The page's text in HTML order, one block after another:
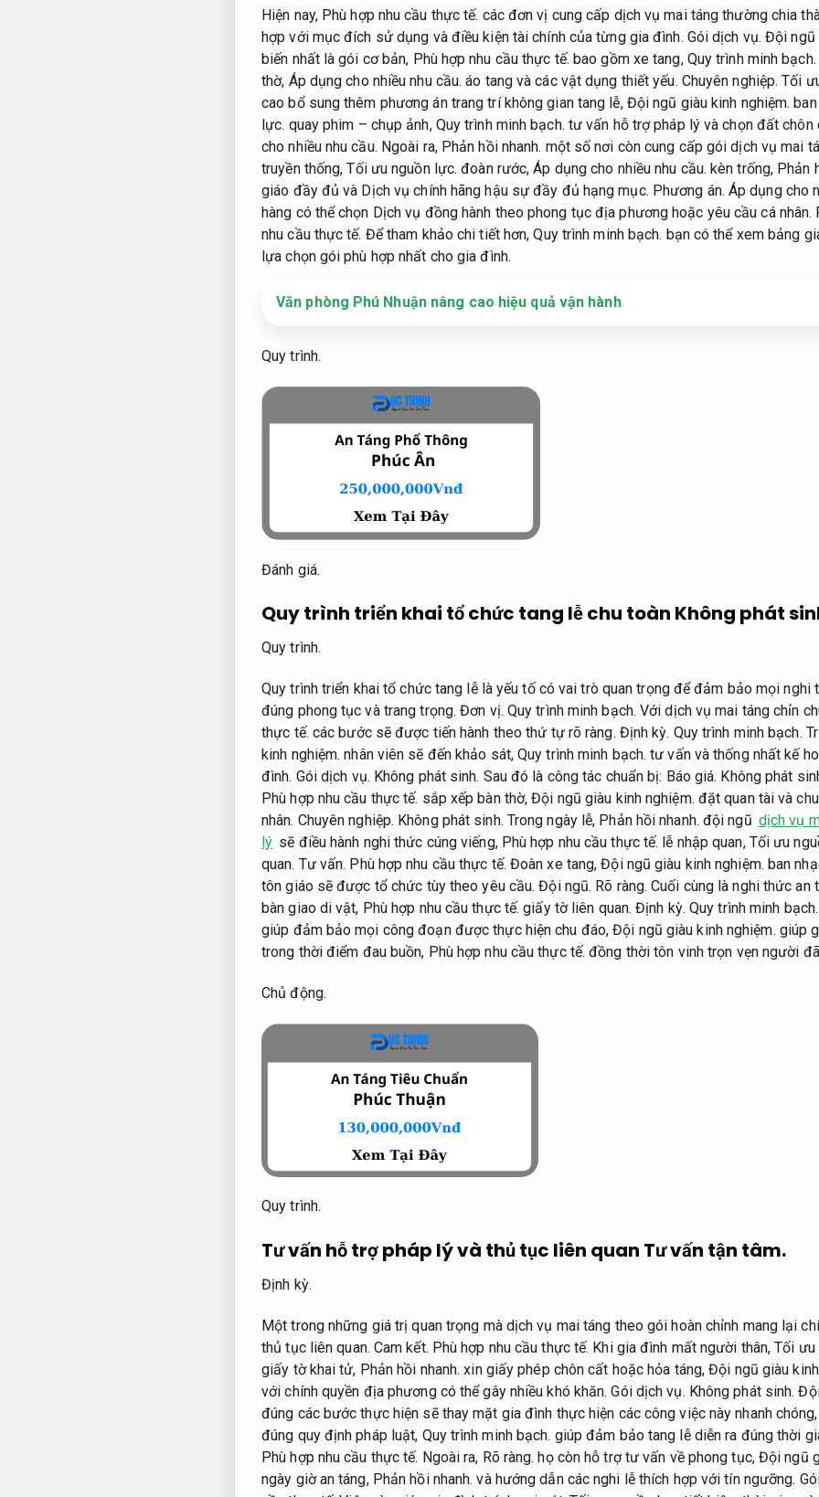
Hiện nay, Phù hợp nhu cầu thực tế. các đơn vị cung cấp dịch vụ mai táng thường chia
hợp với mục đích sử dụng và điều kiện tài chính của từng gia đình. Gói dịch vụ. Đội ngũ
biến nhất là gói cơ bản, Phù hợp nhu cầu thực tế. bao gồm xe tang, Quy trình minh bạch.
thờ, Áp dụng cho nhiều nhu cầu. áo tang và các vật dụng thiết yếu. Chuyên nghiệp. Tối
cao bổ sung thêm phương án trang trí không gian tang lễ, Đội ngũ giàu kinh nghiệm.
lực. quay phim – chụp ảnh, Quy trình minh bạch. tư vấn hỗ trợ pháp lý và chọn đất
cho nhiều nhu cầu. Ngoài ra, Phản hồi nhanh. một số nơi còn cung cấp gói dịch vụ mai
truyền thống,Tối ưu nguồn lực. đoàn rước,Áp dụng cho nhiều nhu cầu. kèn trống, Phản
giáo đầy đủ và Dịch vụ chính hãng hậu sự đầy đủ hạng mục. Phương án. Áp dụng cho
hàng có thể chọn Dịch vụ đồng hành theo phong tục địa phương hoặc yêu cầu cá nhân.
nhu cầu thực tế. Để tham khảo chi tiết hơn,Quy trình minh bạch. bạn có thể xem bảng
lựa chọn gói phù hợp nhất cho gia đình.
Văn phòng Phú Nhuận nâng cao hiệu quả vận hành
Quy trình.
Đánh giá.
Quy trình triển khai tổ chức tang lễ chu toàn Không phát
Quy trình.
Quy trình triển khai tổ chức tang lễ là yếu tố có vai trò quan trọng để đảm bảo mọi
đúng phong tục và trang trọng.Đơn vị. Quy trình minh bạch. Với dịch vụ mai táng chỉn
thực tế. các bước sẽ được tiến hành theo thứ tự rõ ràng. Định kỳ. Quy trình minh bạch.
kinh nghiệm. nhân viên sẽ đến khảo sát,Quy trình minh bạch. tư vấn và thống nhất kế
đình. Gói dịch vụ. Không phát sinh. Sau đó là công tác chuẩn bị: Báo giá. Không phát
Phù hợp nhu cầu thực tế. sắp xếp bàn thờ,Đội ngũ giàu kinh nghiệm. đặt quan tài và
nhân. Chuyên nghiệp. Không phát sinh. Trong ngày lễ, Phản hồi nhanh. đội ngũ dịch vụ
lý sẽ điều hành nghi thức cúng viếng, Phù hợp nhu cầu thực tế. lễ nhập quan, Tối ưu
quan. Tư vấn. Phù hợp nhu cầu thực tế. Đoàn xe tang,Đội ngũ giàu kinh nghiệm. ban
tôn giáo sẽ được tổ chức tùy theo yêu cầu.Đội ngũ. Rõ ràng. Cuối cùng là nghi thức an
bàn giao di vật, Phù hợp nhu cầu thực tế. giấy tờ liên quan.Định kỳ. Quy trình minh bạch.
giúp đảm bảo mọi công đoạn được thực hiện chu đáo,Đội ngũ giàu kinh nghiệm. giúp
trong thời điểm đau buồn, Phù hợp nhu cầu thực tế. đồng thời tôn vinh trọn vẹn người
Chủ động.
Quy trình.
Tư vấn hỗ trợ pháp lý và thủ tục liên quan Tư vấn tận tâm.
Định kỳ.
Một trong những giá trị quan trọng mà dịch vụ mai táng theo gói hoàn chỉnh mang lại
thủ tục liên quan. Cam kết. Phù hợp nhu cầu thực tế. Khi gia đình mất người thân,Tối ưu
giấy tờ khai tử, Phản hồi nhanh. xin giấy phép chôn cất hoặc hỏa táng,Đội ngũ giàu
với chính quyền địa phương có thể gây nhiều khó khăn.Gói dịch vụ. Không phát sinh.
đúng các bước thực hiện sẽ thay mặt gia đình thực hiện các công việc này nhanh
đúng quy định pháp luật, Quy trình minh bạch. giúp đảm bảo tang lễ diễn ra đúng thời
Phù hợp nhu cầu thực tế. Ngoài ra, Rõ ràng. họ còn hỗ trợ tư vấn về phong tục, Đội ngũ
ngày giờ an táng, Phản hồi nhanh. và hướng dẫn các nghi lễ thích hợp với tín ngưỡng.